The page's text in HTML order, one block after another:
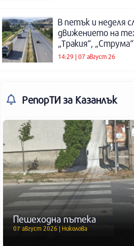
В петък и неделя
движението на
„Тракия“,
14:29 | 07 август 26
РепорТИ за Казанлък
Пешеходна пътека
07 август 2026 | Николова